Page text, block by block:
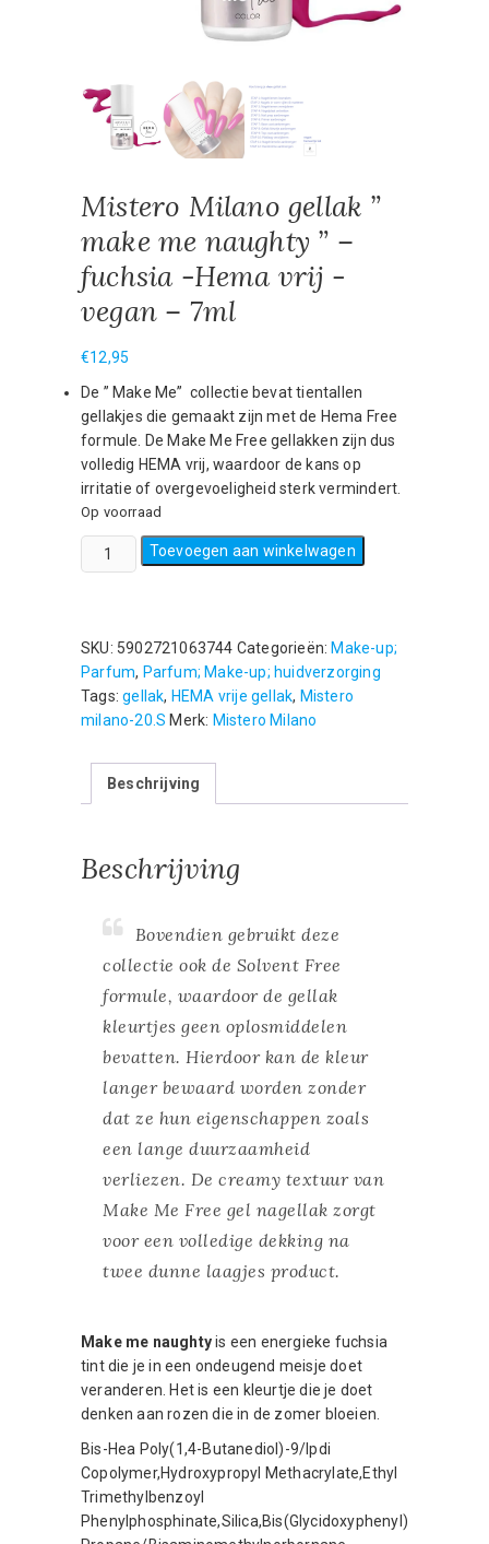
Mistero Milano gellak ”
make me naughty ” –
fuchsia -Hema vrij -
vegan – 7ml
€12,95
De ” Make Me” collectie bevat tientallen
gellakjes die gemaakt zijn met de Hema Free
formule. De Make Me Free gellakken zijn dus
volledig HEMA vrij, waardoor de kans op
irritatie of overgevoeligheid sterk vermindert.
Op voorraad
Mistero
Milano
make
me
naughty
"
fuchsia
-
vegan
7ml
aantal
Toevoegen aan winkelwagen
SKU: 5902721063744 Categorieën: Make-up;
Parfum, Parfum; Make-up; huidverzorging
Tags:gellak, HEMA vrije gellak, Mistero
milano-20.S Merk: Mistero Milano
Beschrijving
Beschrijving
Bovendien gebruikt deze
collectie ook de Solvent Free
formule, waardoor de gellak
kleurtjes geen oplosmiddelen
bevatten. Hierdoor kan de kleur
langer bewaard worden zonder
dat ze hun eigenschappen zoals
een lange duurzaamheid
verliezen. De creamy textuur van
Make Me Free gel nagellak zorgt
voor een volledige dekking na
twee dunne laagjes product.
Make me naughtyis een energieke fuchsia
tint die je in een ondeugend meisje doet
veranderen. Het is een kleurtje die je doet
denken aan rozen die in de zomer bloeien.
Bis-Hea Poly(1,4-Butanediol)-9/Ipdi
Copolymer,Hydroxypropyl Methacrylate,Ethyl
Trimethylbenzoyl
Phenylphosphinate,Silica,Bis(Glycidoxyphenyl)